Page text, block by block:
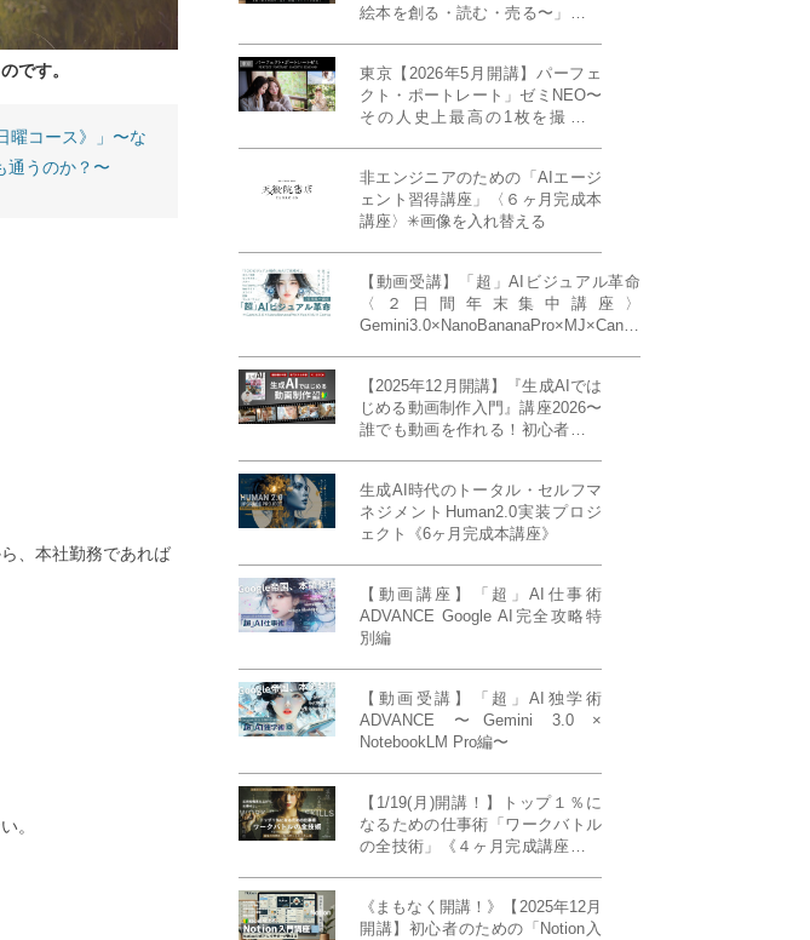
です。
曜コース》」〜な
通うのか？〜
、本社勤務であれば
。
絵本を創る・読む・売る〜」イン
20名限定》
東京【2026年5月開講】パーフェ
クト・ポートレート」ゼミNEO〜
その人史上最高の1枚を撮る！
催）」《初参加大歓迎／12名限
定》
非エンジニアのための「AIエージ
ェント習得講座」〈６ヶ月完成本
講座〉✳︎画像を入れ替える
【動画受講】「超」AIビジュアル革命
〈２日間年末集中講座〉
Gemini3.0×NanoBananaPro×MJ×Canva
【2025年12月開講】『生成AIでは
じめる動画制作入門』講座2026〜
誰でも動画を作れる！初心者から
生成AI時代のトータル・セルフマ
ネジメントHuman2.0実装プロジ
ェクト《6ヶ月完成本講座》
【動画講座】「超」AI仕事術
ADVANCE Google AI完全攻略特
別編
【動画受講】「超」AI独学術
ADVANCE 〜Gemini 3.0 ×
NotebookLM Pro編〜
【1/19(月)開講！】トップ１％に
なるための仕事術「ワークバトル
の全技術」《４ヶ月完成講座》ー
《まもなく開講！》【2025年12月
開講】初心者のための「Notion入